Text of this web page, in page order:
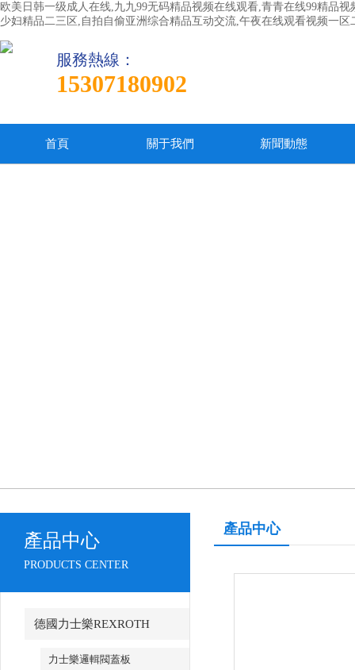
欧美日韩一级成人在线,九九99无码精品视频在线观看,青青在线99精品
少妇精品二三区,自拍自偷亚洲综合精品互动交流,午夜在线观看视频一区
服務熱線：
15307180902
首頁 關于我們 新聞動態
產品中心
PRODUCTS CENTER
德國力士樂REXROTH
力士樂邏輯閥蓋板
產品中心